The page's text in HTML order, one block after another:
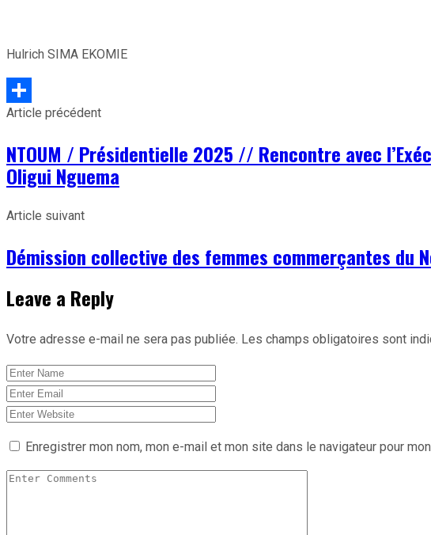
Hulrich SIMA EKOMIE
Partager
Article précédent
NTOUM / Présidentielle 2025 // Rencontre avec
Oligui Nguema
Article suivant
Démission collective des femmes commerçantes du
Leave a Reply
Votre adresse e-mail ne sera pas publiée. Les champs obligatoires sont
Enregistrer mon nom, mon e-mail et mon site dans le navigateur pour